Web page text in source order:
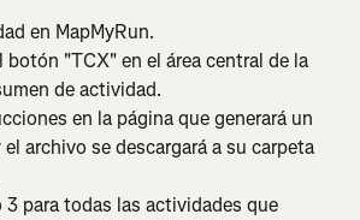
en MapMyRun.
botón "TCX" en el área central de la
de actividad.
en la página que generará un
archivo se descargará a su carpeta
3 para todas las actividades que